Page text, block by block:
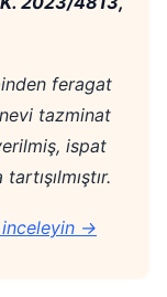
feragat
tazminat
ispat
inceleyin →